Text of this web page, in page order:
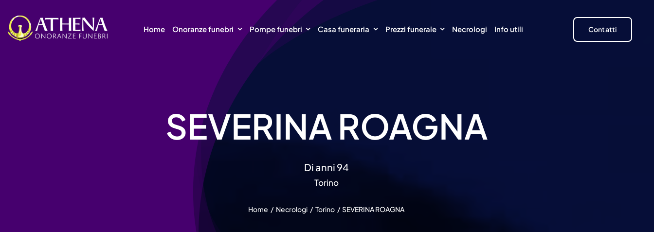
content
Home Onoranze funebri Pompe funebri Casa funeraria Prezzi funerale Necrologi Info utili Contatti
SEVERINA ROAGNA
Di anni 94
Torino
Home Necrologi Torino SEVERINA ROAGNA